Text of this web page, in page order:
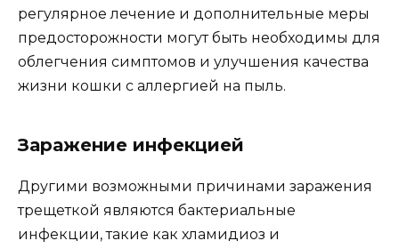
регулярное лечение и дополнительные меры
предосторожности могут быть необходимы для
облегчения симптомов и улучшения качества
жизни кошки с аллергией на пыль.
Заражение инфекцией
Другими возможными причинами заражения
трещеткой являются бактериальные
инфекции, такие как хламидиоз и